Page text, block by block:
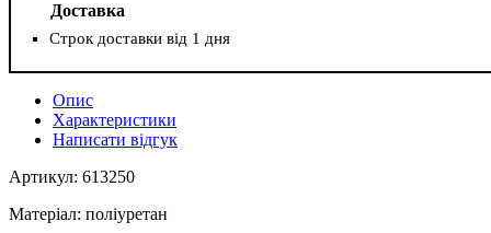
Доставка
Строк доставки від 1 дня
Опис
Характеристики
Написати відгук
Артикул: 613250
Матеріал: поліуретан